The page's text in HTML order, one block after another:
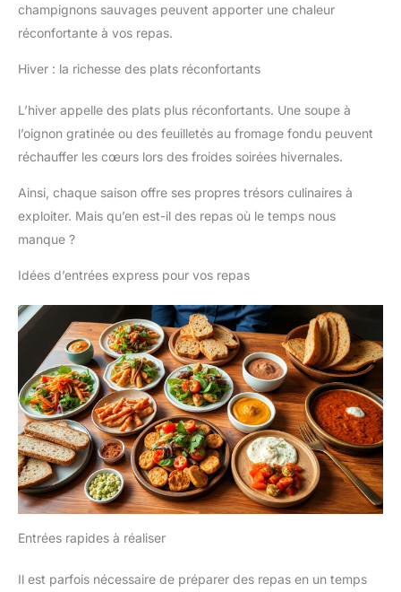
champignons sauvages peuvent apporter une chaleur
réconfortante à vos repas.
Hiver : la richesse des plats réconfortants
L’hiver appelle des plats plus réconfortants. Une soupe à
l’oignon gratinée ou des feuilletés au fromage fondu peuvent
réchauffer les cœurs lors des froides soirées hivernales.
Ainsi, chaque saison offre ses propres trésors culinaires à
exploiter. Mais qu’en est-il des repas où le temps nous
manque ?
Idées d’entrées express pour vos repas
Entrées rapides à réaliser
Il est parfois nécessaire de préparer des repas en un temps